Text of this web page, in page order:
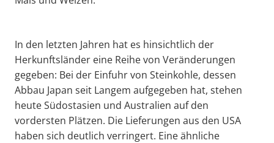
In den letzten Jahren hat es hinsichtlich der
Herkunftsländer eine Reihe von Veränderungen
gegeben: Bei der Einfuhr von Steinkohle, dessen
Abbau Japan seit Langem aufgegeben hat, stehen
heute Südostasien und Australien auf den
vordersten Plätzen. Die Lieferungen aus den USA
haben sich deutlich verringert. Eine ähnliche